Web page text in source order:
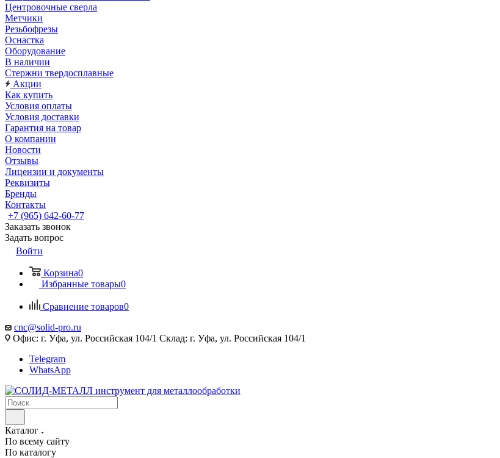
Центровочные сверла
Метчики
Резьбофрезы
Оснастка
Оборудование
В наличии
Стержни твердосплавные
Акции
Как купить
Условия оплаты
Условия доставки
Гарантия на товар
О компании
Новости
Отзывы
Лицензии и документы
Реквизиты
Бренды
Контакты
+7 (965) 642-60-77
Заказать звонок
Задать вопрос
Войти
Корзина0
Избранные товары0
Сравнение товаров0
cnc@solid-pro.ru
Офис: г. Уфа, ул. Российская 104/1 Склад: г. Уфа, ул. Российская 104/1
Telegram
WhatsApp
Каталог
По всему сайту
По каталогу